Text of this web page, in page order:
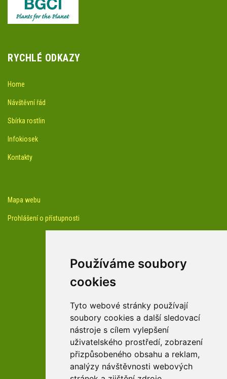
Používáme soubory
cookies
Tyto webové stránky používají
soubory cookies a další sledovací
nástroje s cílem vylepšení
uživatelského prostředí, zobrazení
přizpůsobeného obsahu a reklam,
analýzy návštěvnosti webových
RYCHLÉ ODKAZY
Home
Návštěvní řád
Sbírka rostlin
Infokiosek
Kontakty
Mapa webu
Prohlášení o přístupnosti
Youtube kanál arboreta